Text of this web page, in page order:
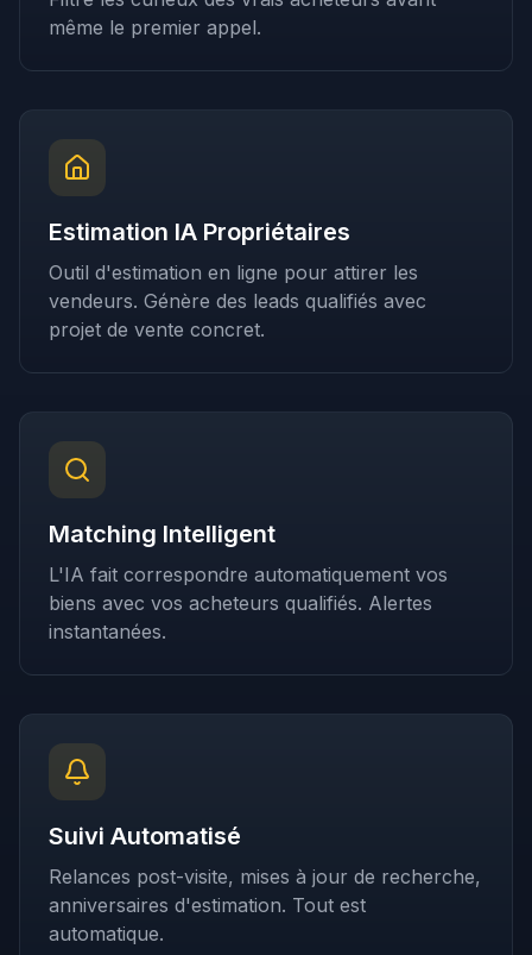
même le premier appel.
Estimation IA Propriétaires
Outil d'estimation en ligne pour attirer les
vendeurs. Génère des leads qualifiés avec
projet de vente concret.
Matching Intelligent
L'IA fait correspondre automatiquement vos
biens avec vos acheteurs qualifiés. Alertes
instantanées.
Suivi Automatisé
Relances post-visite, mises à jour de recherche,
anniversaires d'estimation. Tout est
automatique.